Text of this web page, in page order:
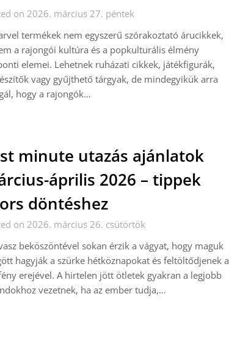
on 2026. március 27. péntek
termékek nem egyszerű szórakoztató árucikkek,
a rajongói kultúra és a popkulturális élmény
elemei. Lehetnek ruházati cikkek, játékfigurák,
vagy gyűjthető tárgyak, de mindegyikük arra
hogy a rajongók…
minute utazás ajánlatok
április 2026 – tippek
döntéshez
on 2026. március 26. csütörtök
beköszöntével sokan érzik a vágyat, hogy maguk
hagyják a szürke hétköznapokat és feltöltődjenek a
erejével. A hirtelen jött ötletek gyakran a legjobb
vezetnek, ha az ember tudja,…